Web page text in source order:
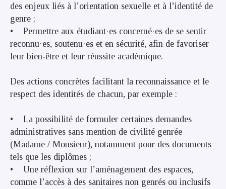
des enjeux liés à l’orientation sexuelle et à l’identité de
genre ;
• Permettre aux étudiant·es concerné·es de se sentir
reconnu·es, soutenu·es et en sécurité, afin de favoriser
leur bien‑être et leur réussite académique.
Des actions concrètes facilitant la reconnaissance et le
respect des identités de chacun, par exemple :
• La possibilité de formuler certaines demandes
administratives sans mention de civilité genrée
(Madame / Monsieur), notamment pour des documents
tels que les diplômes ;
• Une réflexion sur l’aménagement des espaces,
comme l’accès à des sanitaires non genrés ou inclusifs